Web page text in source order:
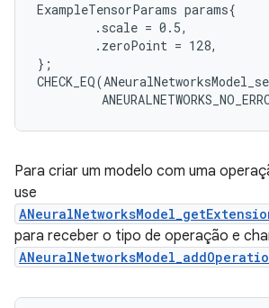
ExampleTensorParams params{
        .scale = 0.5,
        .zeroPoint = 128,
};
Para criar um modelo com uma
use
para receber o tipo de operação e